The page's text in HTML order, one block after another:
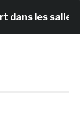
les salles de